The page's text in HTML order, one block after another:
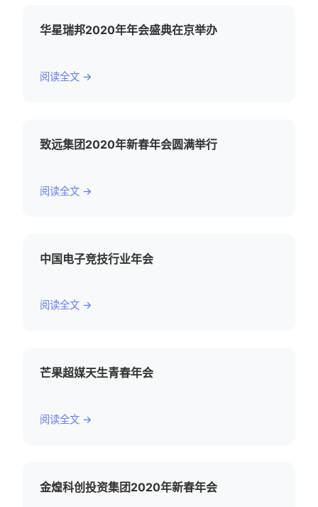
华星瑞邦2020年年会盛典在京举办
阅读全文 →
致远集团2020年新春年会圆满举行
阅读全文 →
中国电子竞技行业年会
阅读全文 →
芒果超媒天生青春年会
阅读全文 →
金煌科创投资集团2020年新春年会